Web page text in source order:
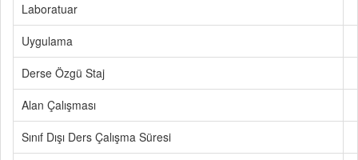
Laboratuar
Uygulama
Derse Özgü Staj
Alan Çalışması
Sınıf Dışı Ders Çalışma Süresi